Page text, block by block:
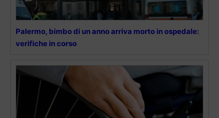
Palermo, bimbo di un anno arriva morto in ospedale:
verifiche in corso